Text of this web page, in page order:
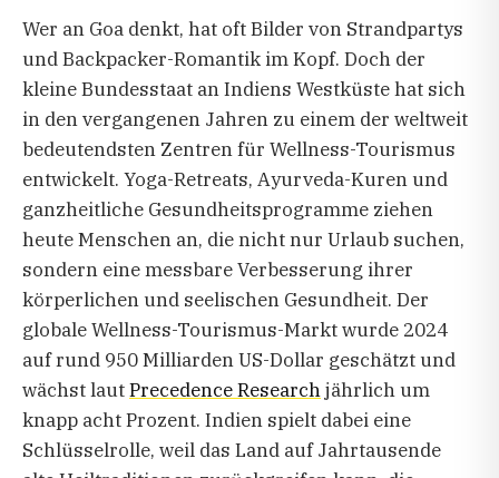
Wer an Goa denkt, hat oft Bilder von Strandpartys
und Backpacker-Romantik im Kopf. Doch der
kleine Bundesstaat an Indiens Westküste hat sich
in den vergangenen Jahren zu einem der weltweit
bedeutendsten Zentren für Wellness-Tourismus
entwickelt. Yoga-Retreats, Ayurveda-Kuren und
ganzheitliche Gesundheitsprogramme ziehen
heute Menschen an, die nicht nur Urlaub suchen,
sondern eine messbare Verbesserung ihrer
körperlichen und seelischen Gesundheit. Der
globale Wellness-Tourismus-Markt wurde 2024
auf rund 950 Milliarden US-Dollar geschätzt und
wächst lautPrecedence Researchjährlich um
knapp acht Prozent. Indien spielt dabei eine
Schlüsselrolle, weil das Land auf Jahrtausende